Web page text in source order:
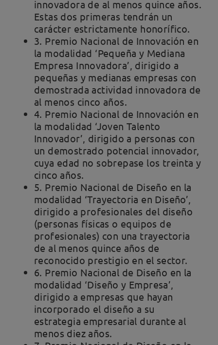
innovadora de al menos quince años.
Estas dos primeras tendrán un
carácter estrictamente honorífico.
3. Premio Nacional de Innovación en
la modalidad ‘Pequeña y Mediana
Empresa Innovadora’, dirigido a
pequeñas y medianas empresas con
demostrada actividad innovadora de
al menos cinco años.
4. Premio Nacional de Innovación en
la modalidad ‘Joven Talento
Innovador’, dirigido a personas con
un demostrado potencial innovador,
cuya edad no sobrepase los treinta y
cinco años.
5. Premio Nacional de Diseño en la
modalidad ‘Trayectoria en Diseño’,
dirigido a profesionales del diseño
(personas físicas o equipos de
profesionales) con una trayectoria
de al menos quince años de
reconocido prestigio en el sector.
6. Premio Nacional de Diseño en la
modalidad ‘Diseño y Empresa’,
dirigido a empresas que hayan
incorporado el diseño a su
estrategia empresarial durante al
menos diez años.